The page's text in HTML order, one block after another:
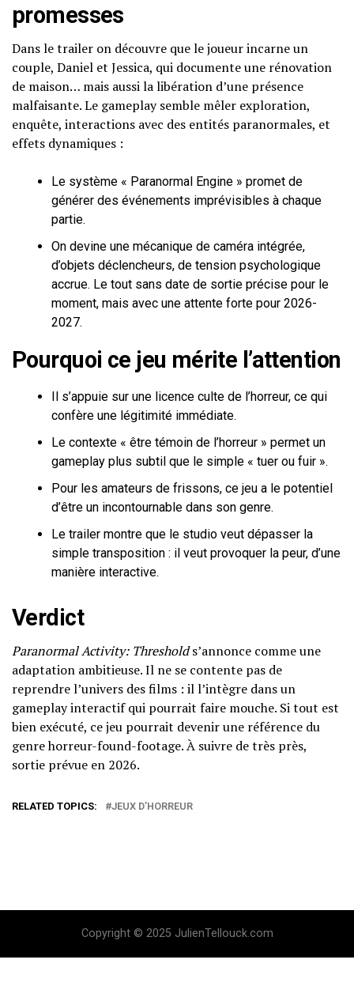
promesses
Dans le trailer on découvre que le joueur incarne un
couple, Daniel et Jessica, qui documente une rénovation
de maison… mais aussi la libération d’une présence
malfaisante. Le gameplay semble mêler exploration,
enquête, interactions avec des entités paranormales, et
effets dynamiques :
Le système « Paranormal Engine » promet de
générer des événements imprévisibles à chaque
partie.
On devine une mécanique de caméra intégrée,
d’objets déclencheurs, de tension psychologique
accrue. Le tout sans date de sortie précise pour le
moment, mais avec une attente forte pour 2026-
2027.
Pourquoi ce jeu mérite l’attention
Il s’appuie sur une licence culte de l’horreur, ce qui
confère une légitimité immédiate.
Le contexte « être témoin de l’horreur » permet un
gameplay plus subtil que le simple « tuer ou fuir ».
Pour les amateurs de frissons, ce jeu a le potentiel
d’être un incontournable dans son genre.
Le trailer montre que le studio veut dépasser la
simple transposition : il veut provoquer la peur, d’une
manière interactive.
Verdict
Paranormal Activity: Thresholds’annonce comme une
adaptation ambitieuse. Il ne se contente pas de
reprendre l’univers des films : il l’intègre dans un
gameplay interactif qui pourrait faire mouche. Si tout est
bien exécuté, ce jeu pourrait devenir une référence du
genre horreur-found-footage. À suivre de très près,
sortie prévue en 2026.
RELATED TOPICS: JEUX D’HORREUR
Copyright © 2025 JulienTellouck.com